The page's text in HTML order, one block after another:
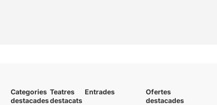
Categories
destacades
Teatres
destacats
Entrades
Ofertes
destacades